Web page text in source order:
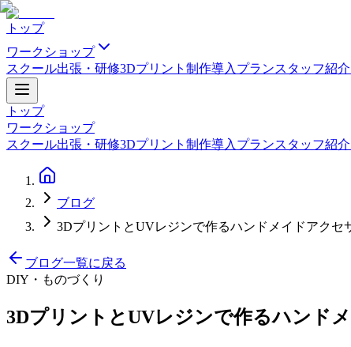
トップ
ワークショップ
スクール出張・研修3Dプリント制作導入プランスタッフ紹介
トップ
ワークショップ
スクール出張・研修3Dプリント制作導入プランスタッフ紹介
ブログ
3DプリントとUVレジンで作るハンドメイドアクセ
ブログ一覧に戻る
DIY・ものづくり
3DプリントとUVレジンで作るハンド